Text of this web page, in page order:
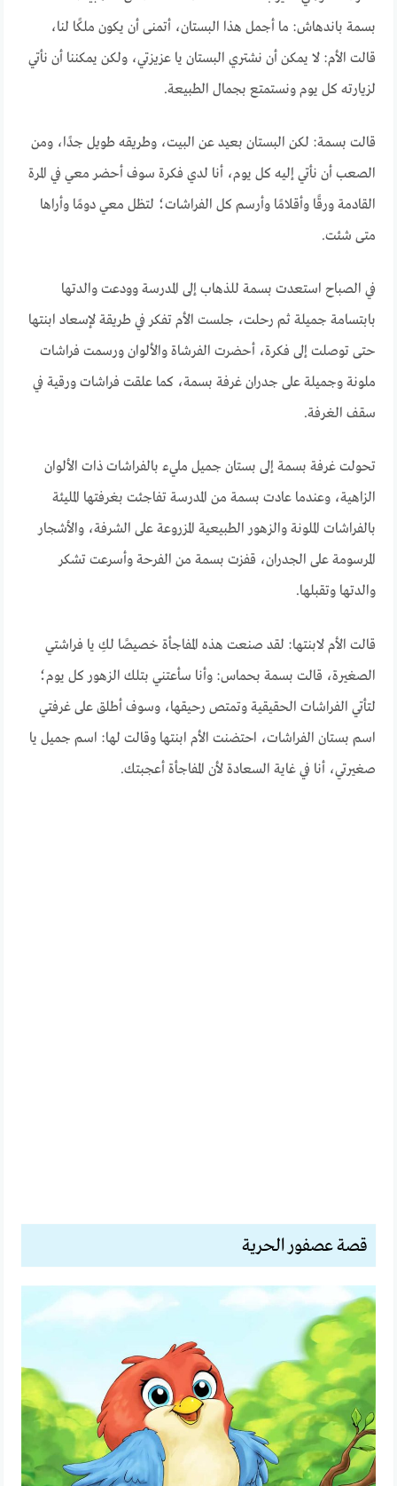
بسمة باندهاش: ما أجمل هذا البستان، أتمنى أن يكون ملكًا لنا،
قالت الأم: لا يمكن أن نشتري البستان يا عزيزتي، ولكن يمكننا أن نأتي
لزيارته كل يوم ونستمتع بجمال الطبيعة.
قالت بسمة: لكن البستان بعيد عن البيت، وطريقه طويل جدًا، ومن
الصعب أن نأتي إليه كل يوم، أنا لدي فكرة سوف أحضر معي في المرة
القادمة ورقًا وأقلامًا وأرسم كل الفراشات؛ لتظل معي دومًا وأراها
متى شئت.
في الصباح استعدت بسمة للذهاب إلى المدرسة وودعت والدتها
بابتسامة جميلة ثم رحلت، جلست الأم تفكر في طريقة لإسعاد ابنتها
حتى توصلت إلى فكرة، أحضرت الفرشاة والألوان ورسمت فراشات
ملونة وجميلة على جدران غرفة بسمة، كما علقت فراشات ورقية في
سقف الغرفة.
تحولت غرفة بسمة إلى بستان جميل مليء بالفراشات ذات الألوان
الزاهية، وعندما عادت بسمة من المدرسة تفاجئت بغرفتها المليئة
بالفراشات الملونة والزهور الطبيعية المزروعة على الشرفة، والأشجار
المرسومة على الجدران، قفزت بسمة من الفرحة وأسرعت تشكر
والدتها وتقبلها.
قالت الأم لابنتها: لقد صنعت هذه المفاجأة خصيصًا لكِ يا فراشتي
الصغيرة، قالت بسمة بحماس: وأنا سأعتني بتلك الزهور كل يوم؛
لتأتي الفراشات الحقيقية وتمتص رحيقها، وسوف أطلق على غرفتي
اسم بستان الفراشات، احتضنت الأم ابنتها وقالت لها: اسم جميل يا
صغيرتي، أنا في غاية السعادة لأن المفاجأة أعجبتك.
قصة عصفور الحرية